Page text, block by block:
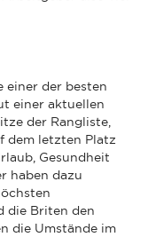
einer der besten
einer aktuellen
der Rangliste,
dem letzten Platz
Gesundheit
haben dazu
die Briten den
die Umstände im